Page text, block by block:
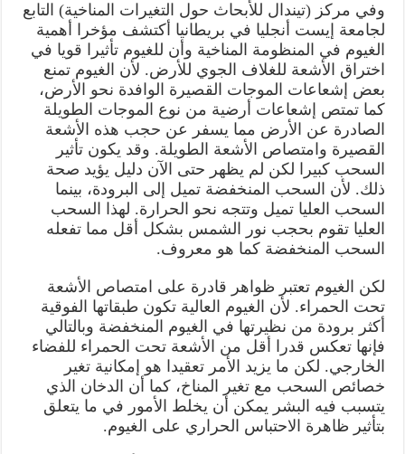
وفي مركز (تيندال للأبحاث حول التغيرات المناخية) التابع
لجامعة إيست أنجليا في بريطانيا أكتشف مؤخرا أهمية
الغيوم في المنظومة المناخية وأن للغيوم تأثيرا قويا في
اختراق الأشعة للغلاف الجوي للأرض. لأن الغيوم تمنع
بعض إشعاعات الموجات القصيرة الوافدة نحو الأرض،
كما تمتص إشعاعات أرضية من نوع الموجات الطويلة
الصادرة عن الأرض مما يسفر عن حجب هذه الأشعة
القصيرة وامتصاص الأشعة الطويلة. وقد يكون تأثير
السحب كبيرا لكن لم يظهر حتى الآن دليل يؤيد صحة
ذلك. لأن السحب المنخفضة تميل إلى البرودة، بينما
السحب العليا تميل وتتجه نحو الحرارة. لهذا السحب
العليا تقوم بحجب نور الشمس بشكل أقل مما تفعله
السحب المنخفضة كما هو معروف.
لكن الغيوم تعتبر ظواهر قادرة على امتصاص الأشعة
تحت الحمراء. لأن الغيوم العالية تكون طبقاتها الفوقية
أكثر برودة من نظيرتها في الغيوم المنخفضة وبالتالي
فإنها تعكس قدرا أقل من الأشعة تحت الحمراء للفضاء
الخارجي. لكن ما يزيد الأمر تعقيدا هو إمكانية تغير
خصائص السحب مع تغير المناخ، كما أن الدخان الذي
يتسبب فيه البشر يمكن أن يخلط الأمور في ما يتعلق
بتأثير ظاهرة الاحتباس الحراري على الغيوم.